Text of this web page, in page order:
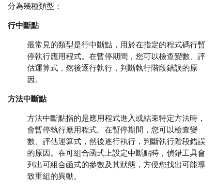
分為幾種類型：
行中斷點
最常見的類型是行中斷點，用於在指定的程式碼行暫
停執行應用程式。在暫停期間，您可以檢查變數、評
估運算式，然後逐行執行，判斷執行階段錯誤的原
因。
方法中斷點
方法中斷點指的是應用程式進入或結束特定方法時，
會暫停執行應用程式。在暫停期間，您可以檢查變
數、評估運算式，然後逐行執行，判斷執行階段錯誤
的原因。在可組合函式上設定中斷點時，偵錯工具會
列出可組合函式的參數及其狀態，方便您找出可能導
致重組的異動。